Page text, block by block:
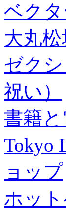
ベク
大丸
ゼク
祝い）
書籍
Tokyo
ョップ
ホッ